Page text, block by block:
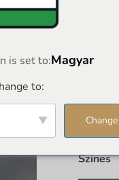
VIP TAGSÁG
€
Színes
is set to:Magyar
to: